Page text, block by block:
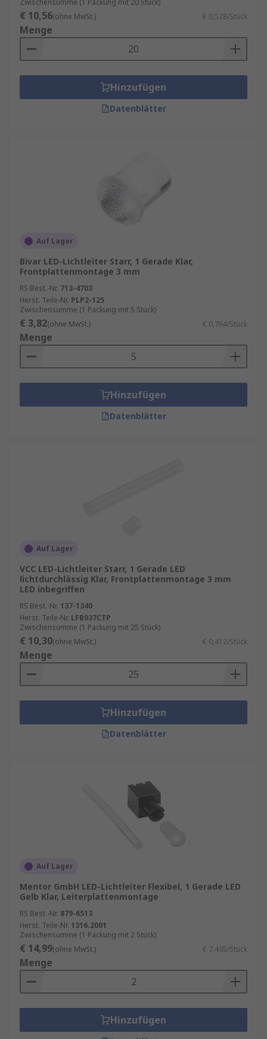
Zwischensumme (1 Packung mit 20 Stück)
€ 10,56(ohne MwSt.) € 0,528/Stück
Menge
Hinzufügen
Datenblätter
Auf Lager
Bivar LED-Lichtleiter Starr, 1 Gerade Klar,
Frontplattenmontage 3 mm
RS Best.-Nr. 713-4703
Herst. Teile-Nr. PLP2-125
Zwischensumme (1 Packung mit 5 Stück)
€ 3,82(ohne MwSt.) € 0,764/Stück
Menge
Hinzufügen
Datenblätter
Auf Lager
VCC LED-Lichtleiter Starr, 1 Gerade LED
lichtdurchlässig Klar, Frontplattenmontage 3 mm
LED inbegriffen
RS Best.-Nr. 137-1340
Herst. Teile-Nr. LFB037CTP
Zwischensumme (1 Packung mit 25 Stück)
€ 10,30(ohne MwSt.) € 0,412/Stück
Menge
Hinzufügen
Datenblätter
Auf Lager
Mentor GmbH LED-Lichtleiter Flexibel, 1 Gerade LED
Gelb Klar, Leiterplattenmontage
RS Best.-Nr. 879-6513
Herst. Teile-Nr. 1316.2001
Zwischensumme (1 Packung mit 2 Stück)
€ 14,99(ohne MwSt.) € 7,495/Stück
Menge
Hinzufügen